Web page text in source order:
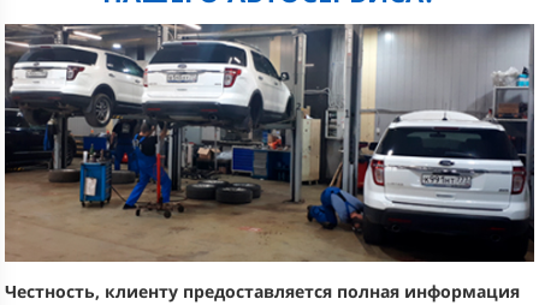
Честность, клиенту предоставляется полная информация